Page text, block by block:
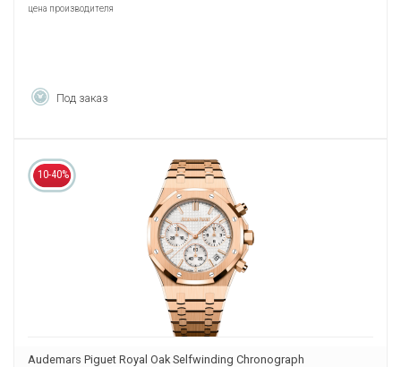
цена производителя
Под заказ
10-40%
Audemars Piguet Royal Oak Selfwinding Chronograph